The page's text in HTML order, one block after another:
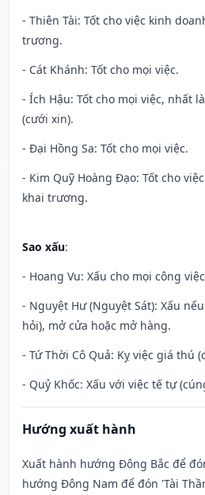
- Thiên Tài: Tốt cho việc kinh
trương.
- Cát Khánh: Tốt cho mọi việc.
- Ích Hậu: Tốt cho mọi việc, nhất
(cưới xin).
- Đại Hồng Sa: Tốt cho mọi việc.
- Kim Quỹ Hoàng Đạo: Tốt cho
khai trương.
Sao xấu:
- Hoang Vu: Xấu cho mọi công
- Nguyệt Hư (Nguyệt Sát): Xấu
hỏi), mở cửa hoặc mở hàng.
- Tứ Thời Cô Quả: Kỵ việc giá thú
- Quỷ Khốc: Xấu với việc tế tự
Hướng xuất hành
Xuất hành hướng Đông Bắc để
hướng Đông Nam để đón 'Tài